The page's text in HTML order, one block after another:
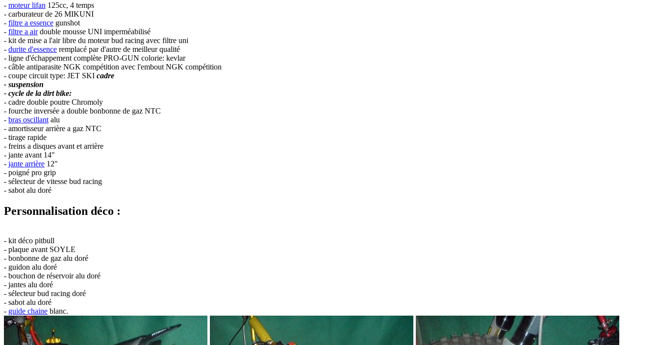
- moteur lifan 125cc, 4 temps
- carburateur de 26 MIKUNI
- filtre a essence gunshot
- filtre a airdouble mousse UNI imperméabilisé
- kit de mise a l'air libre du moteur bud racing avec filtre uni
- durite d'essence remplacé par d'autre de meilleur qualité
- ligne d'échappement complète PRO-GUN colorie: kevlar
- câble antiparasite NGK compétition avec l'embout NGK compétition
- coupe circuit type: JET SKI cadre
- suspension
- cycle de la dirt bike:
- cadre double poutre Chromoly
- fourche inversée a double bonbonne de gaz NTC
- bras oscillant alu
- amortisseur arrière a gaz NTC
- tirage rapide
- freins a disques avant et arrière
- jante avant 14"
- jante arrière 12"
- poigné pro grip
- sélecteur de vitesse bud racing
- sabot alu doré
Personnalisation déco :
- kit déco pitbull
- plaque avant SOYLE
- bonbonne de gaz alu doré
- guidon alu doré
- bouchon de réservoir alu doré
- jantes alu doré
- sélecteur bud racing doré
- sabot alu doré
- guide chaine blanc.